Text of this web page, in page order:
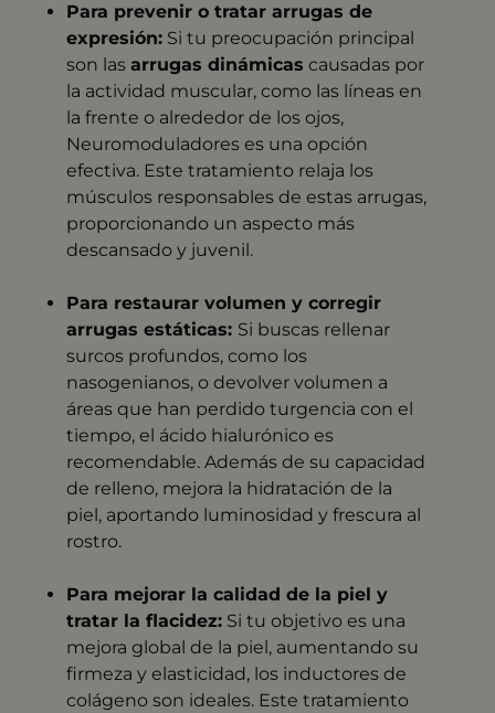
Para prevenir o tratar arrugas de
expresión: Si tu preocupación principal
son lasarrugas dinámicas causadas por
la actividad muscular, como las líneas en
la frente o alrededor de los ojos,
Neuromoduladores es una opción
efectiva. Este tratamiento relaja los
músculos responsables de estas arrugas,
proporcionando un aspecto más
descansado y juvenil. ​
Para restaurar volumen y corregir
arrugas estáticas: Si buscas rellenar
surcos profundos, como los
nasogenianos, o devolver volumen a
áreas que han perdido turgencia con el
tiempo, el ácido hialurónico es
recomendable. Además de su capacidad
de relleno, mejora la hidratación de la
piel, aportando luminosidad y frescura al
rostro. ​
Para mejorar la calidad de la piel y
tratar la flacidez: Si tu objetivo es una
mejora global de la piel, aumentando su
firmeza y elasticidad, los inductores de
colágeno son ideales. Este tratamiento